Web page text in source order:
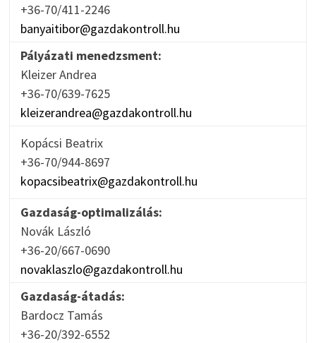
+36-70/411-2246
banyaitibor@gazdakontroll.hu
Pályázati menedzsment:
Kleizer Andrea
+36-70/639-7625
kleizerandrea@gazdakontroll.hu
Kopácsi Beatrix
+36-70/944-8697
kopacsibeatrix@gazdakontroll.hu
Gazdaság-optimalizálás:
Novák László
+36-20/667-0690
novaklaszlo@gazdakontroll.hu
Gazdaság-átadás:
Bardocz Tamás
+36-20/392-6552